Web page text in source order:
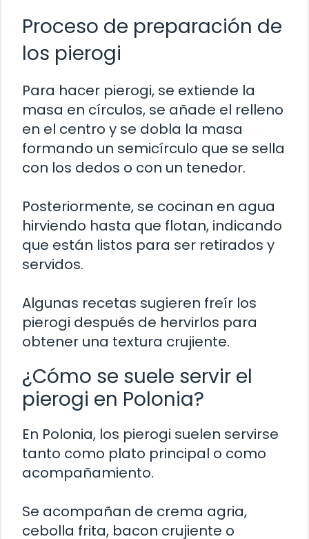
Proceso de preparación de
los pierogi
Para hacer pierogi, se extiende la
masa en círculos, se añade el relleno
en el centro y se dobla la masa
formando un semicírculo que se sella
con los dedos o con un tenedor.
Posteriormente, se cocinan en agua
hirviendo hasta que flotan, indicando
que están listos para ser retirados y
servidos.
Algunas recetas sugieren freír los
pierogi después de hervirlos para
obtener una textura crujiente.
¿Cómo se suele servir el
pierogi en Polonia?
En Polonia, los pierogi suelen servirse
tanto como plato principal o como
acompañamiento.
Se acompañan de crema agria,
cebolla frita, bacon crujiente o